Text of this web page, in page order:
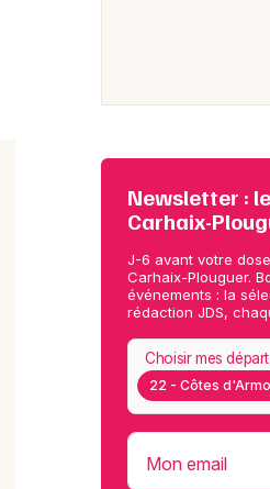
Newsletter :
Carhaix-
J-6 avant votre
Carhaix-Plouguer.
événements : la
rédaction JDS,
22 - Côtes
Choisir mes
Mon email